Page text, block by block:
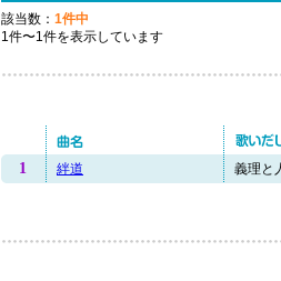
該当数： 1件中
1件〜1件を表示しています
1 絆道 義理と